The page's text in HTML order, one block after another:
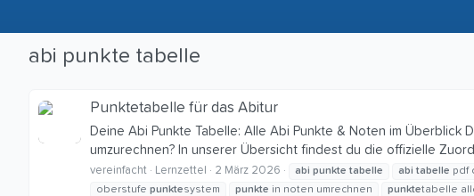
abi punkte tabelle
Punktetabelle für das Abitur
Deine Abi Punkte Tabelle: Alle Abi Punkte & Noten im
umzurechnen? In unserer Übersicht findest du die offizielle
vereinfacht Lernzettel 2 März 2026 abi punkte tabelle abi tabelle pdf
oberstufe punktesystem punkte in noten umrechnen punktetabelle